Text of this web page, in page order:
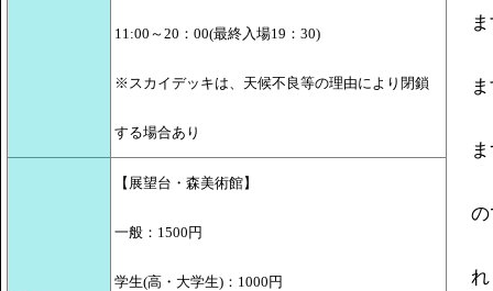
11:00～20：00(最終入場19：30)
※スカイデッキは、天候不良等の理由により閉鎖
する場合あり
【展望台・森美術館】
一般：1500円
学生(高・大学生)：1000円